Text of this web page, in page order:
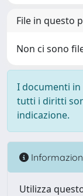
File in questo
Non ci sono
I documenti
tutti i diritti
indicazione.
Utilizza